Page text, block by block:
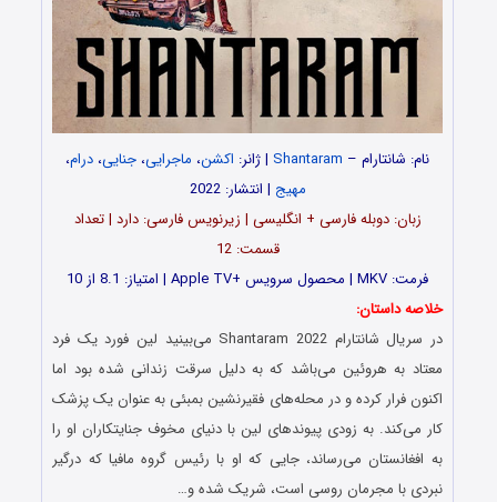
نام: شانتارام – Shantaram | ژانر: اکشن، ماجرایی، جنایی، درام،
مهیج | انتشار: 2022
زبان: دوبله فارسی + انگلیسی | زیرنویس فارسی: دارد | تعداد
قسمت‌‌‌‌: 12
فرمت: MKV | محصول سرویس +Apple TV | امتیاز: 8.1 از 10
خلاصه داستان:
در سریال شانتارام Shantaram 2022 می‌بینید لین فورد یک فرد
معتاد به هروئین می‌باشد که به دلیل سرقت زندانی شده بود اما
اکنون فرار کرده و در محله‌های فقیرنشین بمبئی به عنوان یک پزشک
کار می‌کند. به زودی پیوندهای لین با دنیای مخوف جنایتکاران او را
به افغانستان می‌رساند، جایی که او با رئیس گروه مافیا که درگیر
نبردی با مجرمان روسی است، شریک شده و…